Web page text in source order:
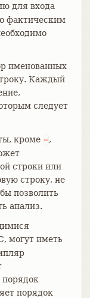
для входа
фактическим
именованных
Каждый
следует
кроме =,
строки или
строку, не
позволить
анализ.
могут иметь
порядок